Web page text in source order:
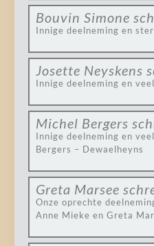
Bouvin Simone
Innige deelneming en
Josette Neyskens
Innige deelneming en
Michel Bergers
Innige deelneming en
Bergers – Dewaelheyns
Greta Marsee
Onze oprechte
Anne Mieke en Greta